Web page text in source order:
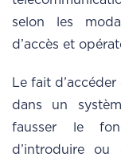
selon les
d’accès et
Le fait
dans un
fausser le
d’introduire ou